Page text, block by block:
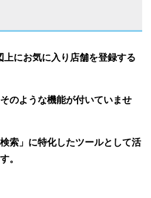
にお気に入り店舗を登録する
のような機能が付いていませ
索」に特化したツールとして活
。